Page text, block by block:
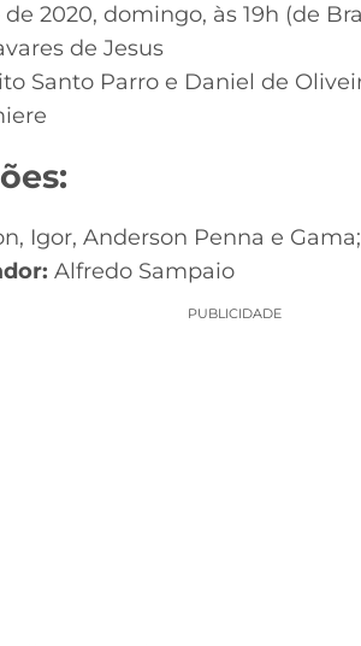
2020, domingo, às 19h (de
de Jesus
Santo Parro e Daniel de
Igor, Anderson Penna e
Alfredo Sampaio
PUBLICIDADE